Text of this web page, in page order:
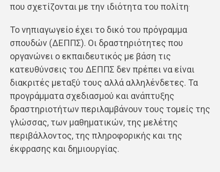
που σχετίζονται με την ιδιότητα του πολίτη
Το νηπιαγωγείο έχει το δικό του πρόγραμμα
σπουδών (ΔΕΠΠΣ). Οι δραστηριότητες που
οργανώνει ο εκπαιδευτικός με βάση τις
κατευθύνσεις του ΔΕΠΠΣ δεν πρέπει να είναι
διακριτές μεταξύ τους αλλά αλληλένδετες. Τα
προγράμματα σχεδιασμού και ανάπτυξης
δραστηριοτήτων περιλαμβάνουν τους τομείς της
γλώσσας, των μαθηματικών, της μελέτης
περιβάλλοντος, της πληροφορικής και της
έκφρασης και δημιουργίας.